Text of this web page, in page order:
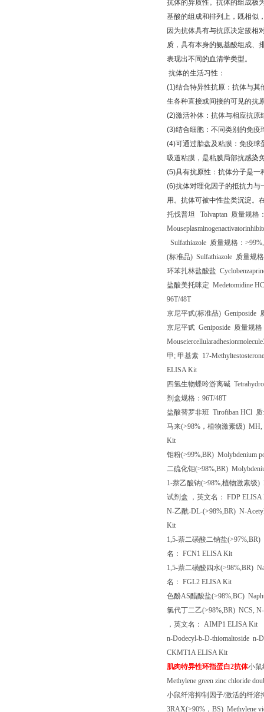
抗体的异质性。抗体的组成极
基酸的组成和排列上，既相似
因为抗体具有与抗原决定簇相
质，具有本身的氨基酸组成、
表现出不同的血清学类型。
抗体的生活习性：
(1)结合特异性抗原：抗体与其
生各种直接或间接的可见的抗
(2)激活补体：抗体与相应抗原
(3)结合细胞：不同类别的免疫
(4)可通过胎盘及粘膜：免疫球
吸道粘膜，是粘膜局部抗感染
(5)具有抗原性：抗体分子是一
(6)抗体对理化因子的抵抗力与
用。抗体可被中性盐类沉淀。
托伐普坦
Tolvaptan 质量规格
Sulfathiazole 质量规格：
(标准品) Sulfathiazole 质量规
环苯扎林盐酸盐
盐酸美托咪定 Medetomidine
96T/48T
京尼平甙(标准品) Geniposide
京尼平甙 Geniposide 质量规格
甲 ; 甲基素 17-
ELISA Kit
四氢生物蝶呤游离碱
剂盒规格： 96T/48T
盐酸替罗非班 Tirofiban HCl
马来(>98% ，植物激素级) MH,
Kit
钼粉(>99%,BR) Molybdenium
二硫化钼(>98%,BR)
1-萘乙酸钠(>98%,植物激素级)
试剂盒
，英文名： FDP ELISA
N-乙酰-DL-(>98%,BR) N-
Kit
1,5-萘二磺酸二钠盐(>97%,BR)
名： FCN1 ELISA Kit
1,5-萘二磺酸四水(>98%,BR)
名： FGL2 ELISA Kit
色酚AS醋酸盐(>98%,BC)
氯代丁二乙(>98%,BR) NCS,
，英文名： AIMP1 ELISA Kit
n-Dodecyl-b-D-thiomaltoside n-
CKMT1A ELISA Kit
肌肉特异性环指蛋白2抗体小鼠
Methylene green zinc chloride
小鼠纤溶抑制因子/激活的纤溶
3RAX(>90% ， BS) Methylene